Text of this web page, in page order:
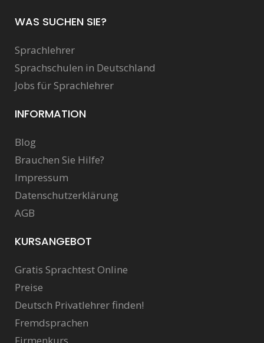
WAS SUCHEN SIE?
Sprachlehrer
Sprachschulen in Deutschland
Jobs für Sprachlehrer
INFORMATION
Blog
Brauchen Sie Hilfe?
Impressum
Datenschutzerklärung
AGB
KURSANGEBOT
Gratis Sprachtest Online
Preise
Deutsch Privatlehrer finden!
Fremdsprachen